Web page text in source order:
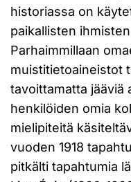
historiassa on
paikallisten
Parhaimmillaan
muistitietoaineistot
tavoittamatta jääviä
henkilöiden omia
mielipiteitä
vuoden 1918
pitkälti tapahtumia